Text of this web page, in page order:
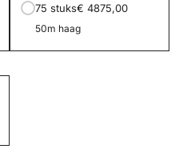
75 stuks€ 4875,00
50m haag